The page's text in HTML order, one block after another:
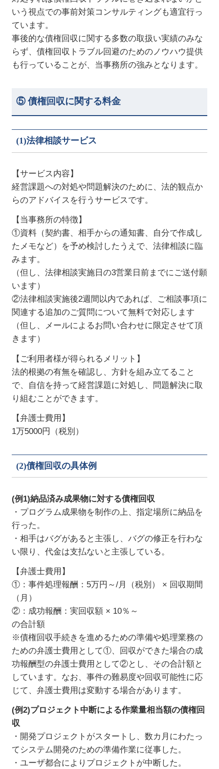
いう視点での事前対策コンサルティングも適宜行っ
ています。
事後的な債権回収に関する多数の取扱い実績のみな
らず、債権回収トラブル回避のためのノウハウ提供
も行っていることが、当事務所の強みとなります。
⑤ 債権回収に関する料金
(1)法律相談サービス
【サービス内容】
経営課題への対処や問題解決のために、法的観点か
らのアドバイスを行うサービスです。
【当事務所の特徴】
①資料（契約書、相手からの通知書、自分で作成し
たメモなど）を予め検討したうえで、法律相談に臨
みます。
（但し、法律相談実施日の3営業日前までにご送付願
います）
②法律相談実施後2週間以内であれば、ご相談事項に
関連する追加のご質問について無料で対応します
（但し、メールによるお問い合わせに限定させて頂
きます）
【ご利用者様が得られるメリット】
法的根拠の有無を確認し、方針を組み立てること
で、自信を持って経営課題に対処し、問題解決に取
り組むことができます。
【弁護士費用】
1万5000円（税別）
(2)債権回収の具体例
(例1)納品済み成果物に対する債権回収
・プログラム成果物を制作の上、指定場所に納品を
行った。
・相手はバグがあると主張し、バグの修正を行わな
い限り、代金は支払ないと主張している。
【弁護士費用】
①：事件処理報酬：5万円～/月（税別） × 回収期間
（月）
②：成功報酬：実回収額 × 10％～
の合計額
※債権回収手続きを進めるための準備や処理業務の
ための弁護士費用として①、回収ができた場合の成
功報酬型の弁護士費用として②とし、その合計額と
しています。なお、事件の難易度や回収可能性に応
じて、弁護士費用は変動する場合があります。
(例2)プロジェクト中断による作業量相当額の債権回
収
・開発プロジェクトがスタートし、数カ月にわたっ
てシステム開発のための準備作業に従事した。
・ユーザ都合によりプロジェクトが中断した。